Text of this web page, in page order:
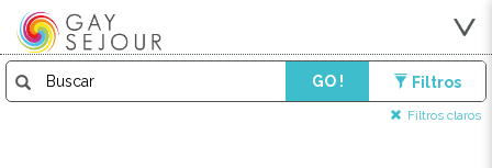
GO ! Filtros
Filtros claros